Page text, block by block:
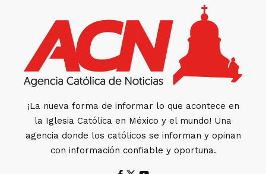
¡La nueva forma de informar lo que acontece en
la Iglesia Católica en México y el mundo! Una
agencia donde los católicos se informan y opinan
con información confiable y oportuna.